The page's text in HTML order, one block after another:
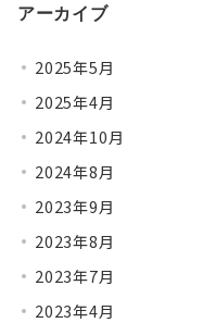
アーカイブ
2025年5月
2025年4月
2024年10月
2024年8月
2023年9月
2023年8月
2023年7月
2023年4月